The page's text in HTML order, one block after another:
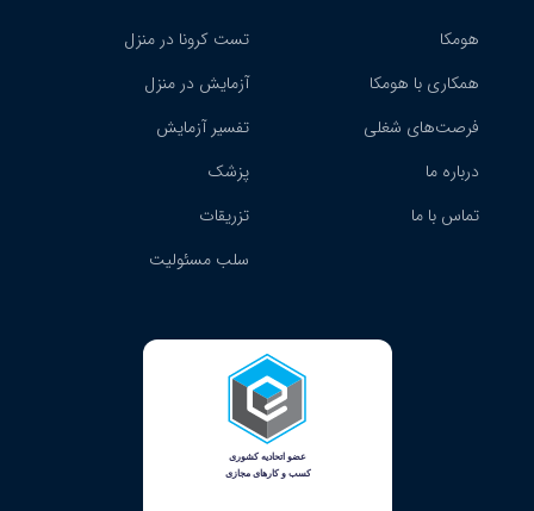
هومکا
همکاری با هومکا
فرصت‌های شغلی
درباره ما
تماس با ما
تست کرونا در منزل
آزمایش در منزل
تفسیر آزمایش
پزشک
تزریقات
سلب مسئولیت